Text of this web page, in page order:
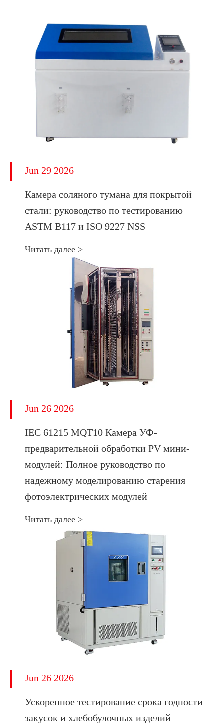
Jun 29 2026
Камера соляного тумана для покрытой
стали: руководство по тестированию
ASTM B117 и ISO 9227 NSS
Читать далее >
Jun 26 2026
IEC 61215 MQT10 Камера УФ-
предварительной обработки PV мини-
модулей: Полное руководство по
надежному моделированию старения
фотоэлектрических модулей
Читать далее >
Jun 26 2026
Ускоренное тестирование срока годности
закусок и хлебобулочных изделий